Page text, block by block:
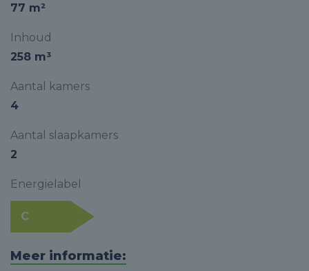
77 m²
Inhoud
258 m³
Aantal kamers
4
Aantal slaapkamers
2
Energielabel
C
Meer informatie: